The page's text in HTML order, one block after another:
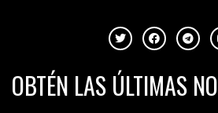
OBTÉN LAS ÚLTIMAS